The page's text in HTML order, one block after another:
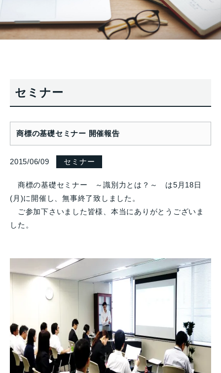
セミナー
商標の基礎セミナー 開催報告
2015/06/09 セミナー
商標の基礎セミナー ～識別力とは？～ は5月18日
(月)に開催し、無事終了致しました。
ご参加下さいました皆様、本当にありがとうございま
した。